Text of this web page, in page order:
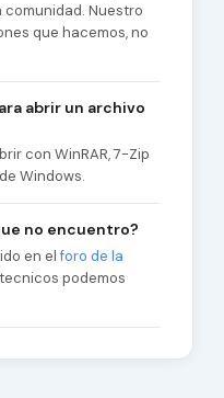
Nuestro
que hacemos, no
abrir un archivo
con WinRAR, 7-Zip
Windows.
no encuentro?
en elforo de la
podemos